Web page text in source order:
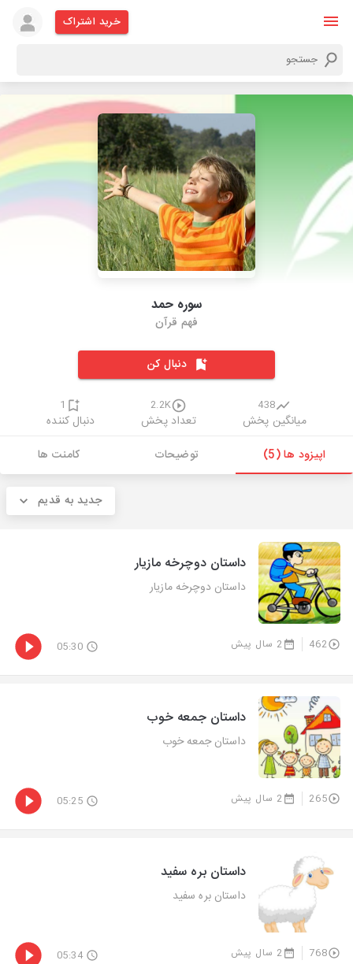
خرید اشتراک
سوره حمد
فهم قرآن
دنبال کن
438
میانگین پخش
2.2K
تعداد پخش
1
دنبال کننده
اپیزود ها (5)
توضیحات کامنت ها
جدید به قدیم
داستان دوچرخه مازیار
داستان دوچرخه مازیار
462 2 سال پیش 05:30
داستان جمعه خوب
داستان جمعه خوب
265 2 سال پیش 05:25
داستان بره سفید
داستان بره سفید
768 2 سال پیش 05:34